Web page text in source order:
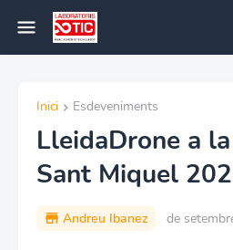
Inici Esdeveniments
LleidaDrone a
Sant Miquel
Andreu Ibanez de